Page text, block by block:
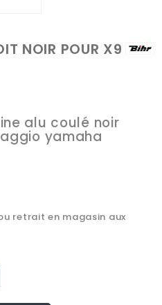
NOIR POUR X9
alu coulé noir
yamaha
retrait en magasin aux